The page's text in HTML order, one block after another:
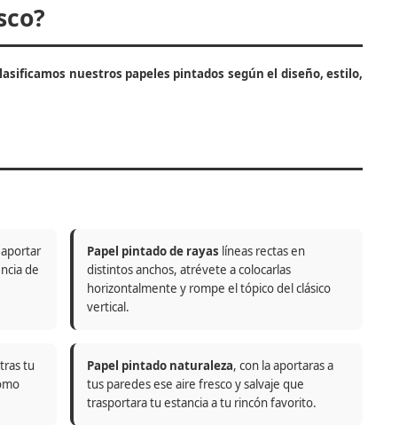
nuestros papeles pintados según el diseño, estilo,
de
Papel pintado de rayas líneas rectas en
distintos anchos, atrévete a colocarlas
horizontalmente y rompe el tópico del clásico
vertical.
tu
Papel pintado naturaleza, con la aportaras a
tus paredes ese aire fresco y salvaje que
trasportara tu estancia a tu rincón favorito.